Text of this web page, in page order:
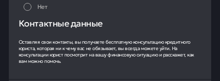
Нет
Контактные данные
Оставляя свои контакты, вы получаете бесплатную консультацию кредитного
юриста, которая ни к чему вас не обязывает, вы всегда можете уйти. На
консультации юрист посмотрит на вашу финансовую ситуацию и расскажет, как
вам можно помочь.